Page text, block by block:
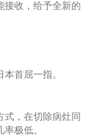
接收，给予全新的
首屈一指。
式，在切除病灶同
极低。